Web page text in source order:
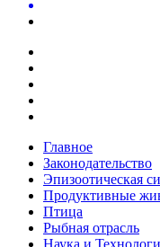
Главное
Законодательство
Эпизоотическая
Продуктивные
Птица
Рыбная отрасль
Наука и